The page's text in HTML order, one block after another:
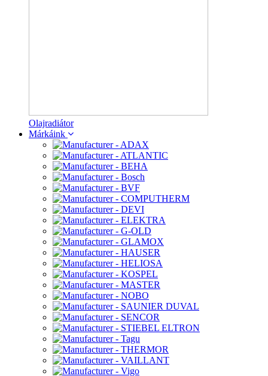
Olajradiátor
Márkáink